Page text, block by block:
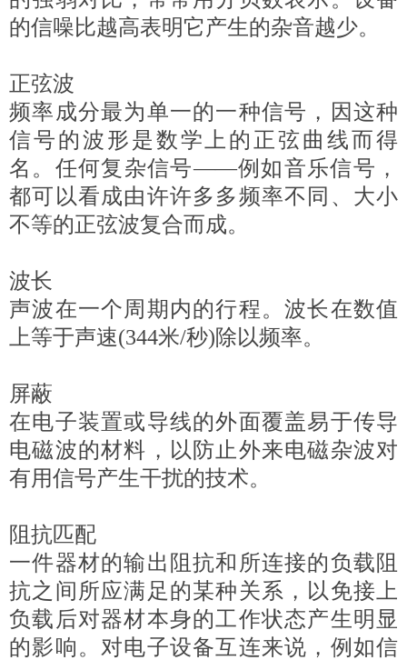
的信噪比越高表明它产生的杂音越少。
正弦波
频率成分最为单一的一种信号，因这种
信号的波形是数学上的正弦曲线而得
名。任何复杂信号——例如音乐信号，
都可以看成由许许多多频率不同、大小
不等的正弦波复合而成。
波长
声波在一个周期内的行程。波长在数值
上等于声速(344米/秒)除以频率。
屏蔽
在电子装置或导线的外面覆盖易于传导
电磁波的材料，以防止外来电磁杂波对
有用信号产生干扰的技术。
阻抗匹配
一件器材的输出阻抗和所连接的负载阻
抗之间所应满足的某种关系，以免接上
负载后对器材本身的工作状态产生明显
的影响。对电子设备互连来说，例如信